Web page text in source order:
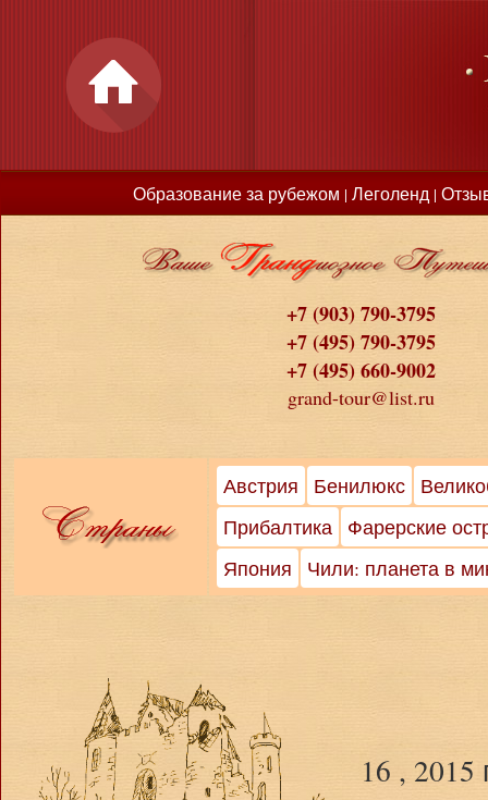
Образование за рубежом | Леголенд |
+7 (903) 790-3795
+7 (495) 790-3795
+7 (495) 660-9002
grand-tour@list.ru
Австрия Бенилюкс
Прибалтика
Фарерские
Япония
Чили: планета в
16 ,